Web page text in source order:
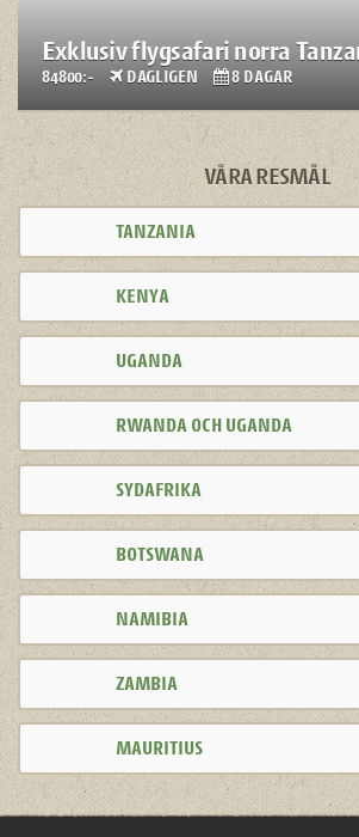
Exklusiv flygsafari norra
84800:- DAGLIGEN 8 DAGAR
VÅRA RESMÅL
TANZANIA
KENYA
UGANDA
RWANDA OCH UGANDA
SYDAFRIKA
BOTSWANA
NAMIBIA
ZAMBIA
MAURITIUS